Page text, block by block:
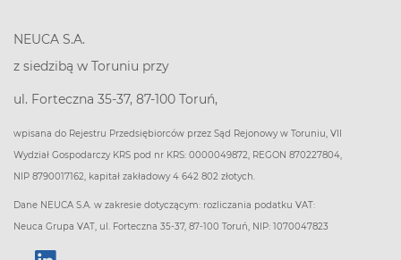
NEUCA S.A.
z siedzibą w Toruniu przy
ul. Forteczna 35-37, 87-100 Toruń,
wpisana do Rejestru Przedsiębiorców przez Sąd Rejonowy w Toruniu, VII
Wydział Gospodarczy KRS pod nr KRS: 0000049872, REGON 870227804,
NIP 8790017162, kapitał zakładowy 4 642 802 złotych.
Dane NEUCA S.A. w zakresie dotyczącym: rozliczania podatku VAT:
Neuca Grupa VAT, ul. Forteczna 35-37, 87-100 Toruń, NIP: 1070047823